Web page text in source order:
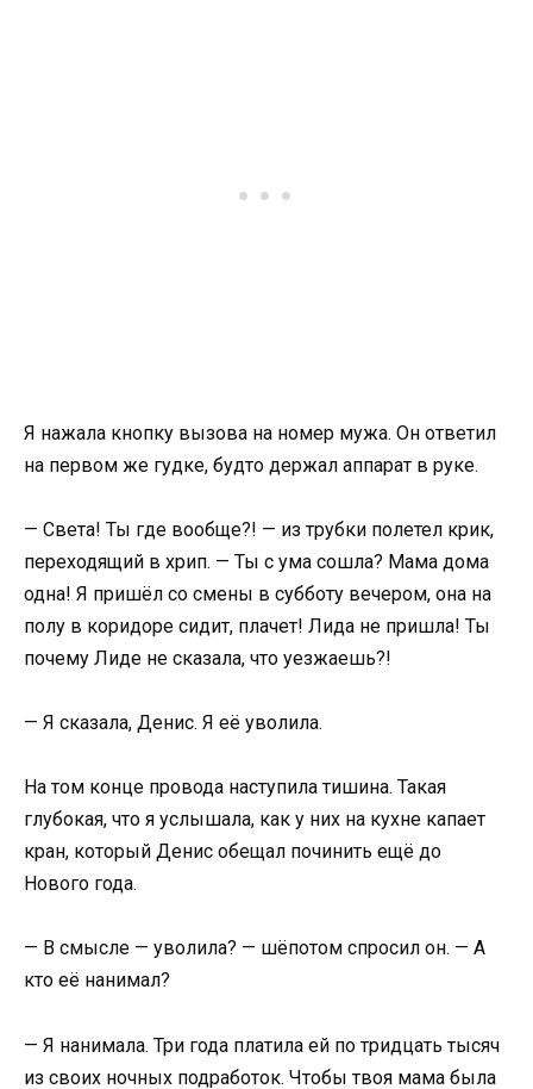
Я нажала кнопку вызова на номер мужа. Он ответил
на первом же гудке, будто держал аппарат в руке.
— Света! Ты где вообще?! — из трубки полетел крик,
переходящий в хрип. — Ты с ума сошла? Мама дома
одна! Я пришёл со смены в субботу вечером, она на
полу в коридоре сидит, плачет! Лида не пришла! Ты
почему Лиде не сказала, что уезжаешь?!
— Я сказала, Денис. Я её уволила.
На том конце провода наступила тишина. Такая
глубокая, что я услышала, как у них на кухне капает
кран, который Денис обещал починить ещё до
Нового года.
— В смысле — уволила? — шёпотом спросил он. — А
кто её нанимал?
— Я нанимала. Три года платила ей по тридцать тысяч
из своих ночных подработок. Чтобы твоя мама была